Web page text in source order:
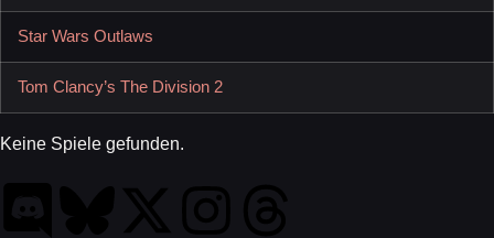
Star Wars Outlaws
Tom Clancy’s The Division 2
Keine Spiele gefunden.